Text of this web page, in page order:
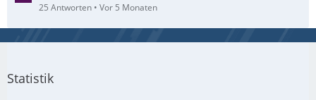
25 Antworten Vor 5 Monaten
Statistik